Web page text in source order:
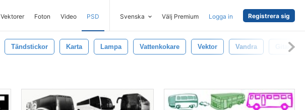
Vektorer Foton Video PSD Svenska Välj Premium Logga in Registrera sig
Tändstickor Karta Lampa Vattenkokare Vektor Vandra Gitarr